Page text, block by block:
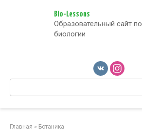
Bio-Lessons
Образовательный сайт по
биологии
Поиск:
Главная » Ботаника